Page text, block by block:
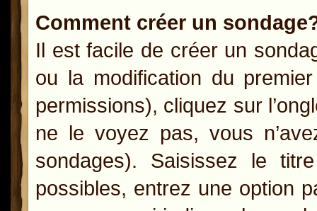
Comment créer un
Il est facile de créer un
ou la modification du
permissions), cliquez sur
ne le voyez pas, vous
sondages). Saisissez le
possibles, entrez une option